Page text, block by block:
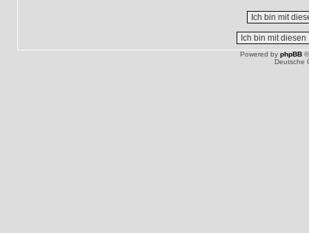
Powered by phpBB
Deutsche